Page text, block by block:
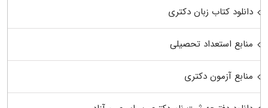
دانلود کتاب زبان دکتری
منابع استعداد تحصیلی
منابع آزمون دکتری